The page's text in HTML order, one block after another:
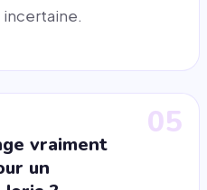
incertaine.
05
vraiment
un